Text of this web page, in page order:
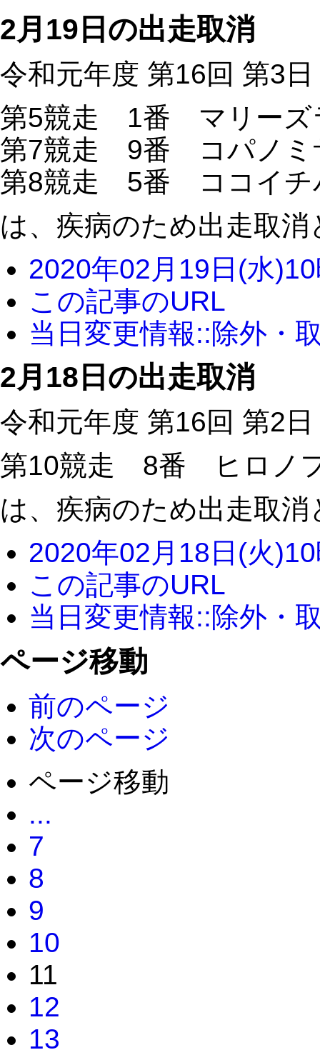
2月19日の出走取消
令和元年度 第16回 第3日
第5競走 1番 マリーズ
第7競走 9番 コパノミ
第8競走 5番 ココイチ
は、疾病のため出走取
2020年02月19日(水
この記事のURL
当日変更情報::除外・
2月18日の出走取消
令和元年度 第16回 第2日
第10競走 8番 ヒロノ
は、疾病のため出走取
2020年02月18日(火
この記事のURL
当日変更情報::除外・
ページ移動
前のページ
次のページ
ページ移動
...
7
8
9
10
11
12
13